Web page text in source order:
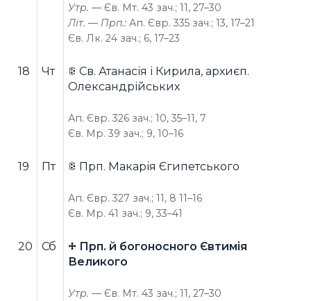
Утр. — Єв. Мт. 43 зач.; 11, 27–30
Літ. — Прп.:Ап. Євр. 335 зач.; 13, 17–21
Єв. Лк. 24 зач.; 6, 17–23
18 Чт
Св. Атанасія і Кирила, архиєп.
Олександрійських
Ап. Євр. 326 зач.; 10, 35–11, 7
Єв. Мр. 39 зач.; 9, 10–16
19 Пт Прп. Макарія Єгипетського
Ап. Євр. 327 зач.; 11, 8 11–16
Єв. Мр. 41 зач.; 9, 33–41
20 Сб
Прп. й богоносного Євтимія
Великого
Утр. — Єв. Мт. 43 зач.; 11, 27–30